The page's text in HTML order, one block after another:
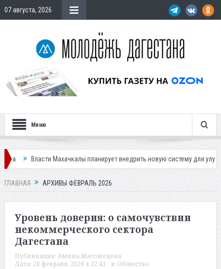
07 августа, 2026
Меню
планирует внедрить новую систему для улучшения ситуации с
ГЛАВНАЯ АРХИВЫ ФЕВРАЛЬ 2026
Уровень доверия: о самочувствии
некоммерческого сектора
Дагестана
Публикация: Амина Магомедова
Дата: 28 февраля, 2026 в 22:41 в: Общество